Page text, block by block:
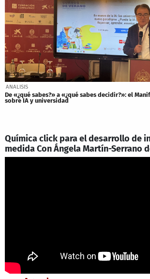
ANALISIS
De «¿qué sabes?» a «¿qué sabes decidir?»: el
sobre IA y universidad
Química click para el desarrollo de
medida Con Ángela Martín-Serrano